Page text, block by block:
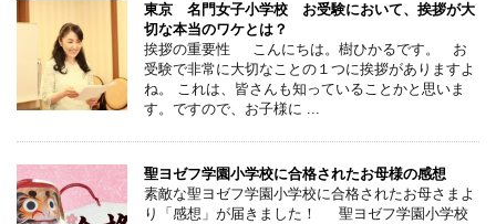
東京 名門女子小学校 お受験において、挨拶が大
切な本当のワケとは？
挨拶の重要性 こんにちは。樹ひかるです。 お
受験で非常に大切なことの１つに挨拶がありますよ
ね。 これは、皆さんも知っていることかと思いま
す。ですので、お子様に ...
聖ヨゼフ学園小学校に合格されたお母様の感想
素敵な聖ヨゼフ学園小学校に合格されたお母さまよ
り「感想」が届きました！ 聖ヨゼフ学園小学校